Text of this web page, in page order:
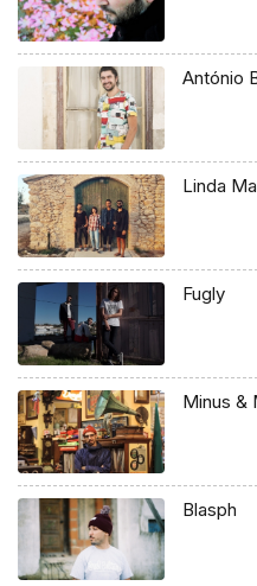
António
Linda
Fugly
Minus &
Blasph